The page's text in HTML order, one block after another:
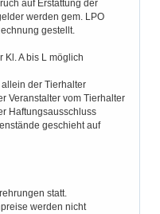
auf Erstattung der
werden gem. LPO
gestellt.
Kl. A bis L möglich
der Tierhalter
Veranstalter vom Tierhalter
Haftungsausschluss
geschieht auf
statt.
werden nicht